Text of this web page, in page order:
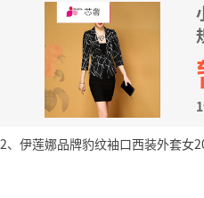
2、伊莲娜品牌豹纹袖口西装外套女